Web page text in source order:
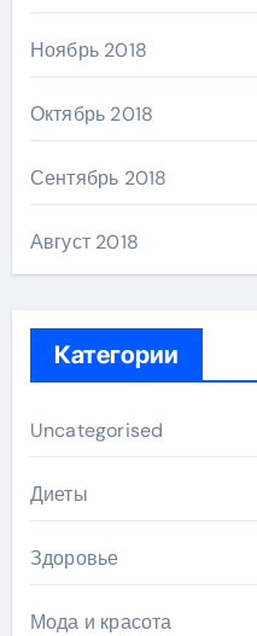
Ноябрь 2018
Октябрь 2018
Сентябрь 2018
Август 2018
Категории
Uncategorised
Диеты
Здоровье
Мода и красота